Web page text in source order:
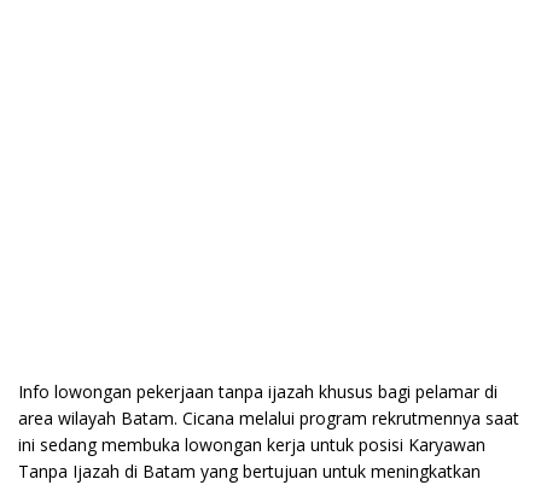
Info lowongan pekerjaan tanpa ijazah khusus bagi pelamar di
area wilayah Batam. Cicana melalui program rekrutmennya saat
ini sedang membuka lowongan kerja untuk posisi Karyawan
Tanpa Ijazah di Batam yang bertujuan untuk meningkatkan